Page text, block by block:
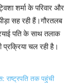
शर्मा के परिवार और
सह रही हैं।गौरतलब
पति के साथ तलाक
चल रही है।
राष्ट्रपति तक पहुंची